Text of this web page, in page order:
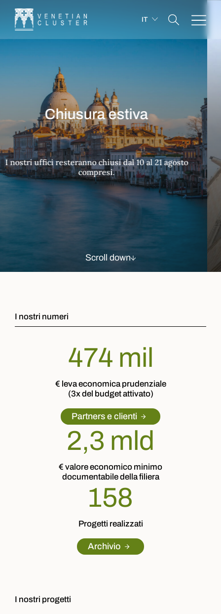
IT
Chiusura estiva
resteranno chiusi dal 10 al 21 agosto
compresi.
La
Scroll down
I nostri numeri
561mil
€ leva economica prudenziale
(3x del budget attivato)
Partners e clienti
2,3mld
€ valore economico minimo
documentabile della filiera
187
Progetti realizzati
Archivio
I nostri progetti